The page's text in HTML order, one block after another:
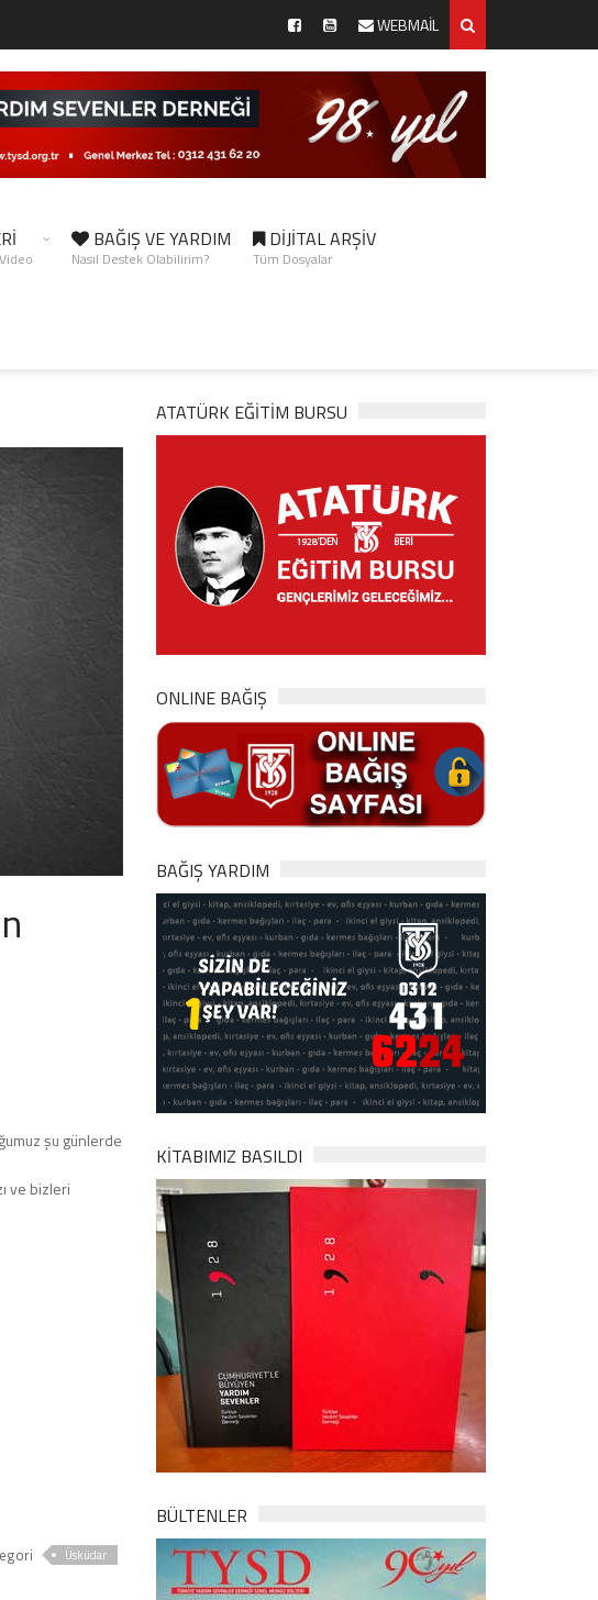
WEBMAİL
BAĞIŞ VE YARDIM
Nasıl Destek Olabilirim?
DİJİTAL ARŞİV
Tüm Dosyalar
şu günlerde
ve bizleri
Üsküdar
ATATÜRK EĞITIM BURSU
ONLINE BAĞIŞ
BAĞIŞ YARDIM
KİTABIMIZ BASILDI
BÜLTENLER